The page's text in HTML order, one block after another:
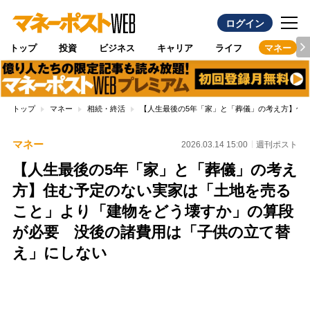
ログイン
トップ 投資 ビジネス キャリア ライフ マネー
トップ マネー 相続・終活 【人生最後の5年「家」と「葬儀」の考え方】
マネー 2026.03.14 15:00 週刊ポスト
【人生最後の5年「家」と「葬儀」の考え
方】住む予定のない実家は「土地を売る
こと」より「建物をどう壊すか」の算段
が必要 没後の諸費用は「子供の立て替
え」にしない